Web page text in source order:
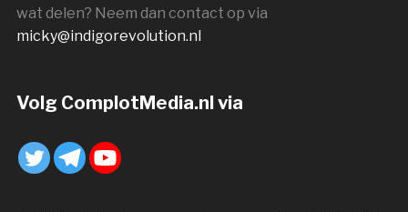
wat delen? Neem dan contact op via
micky@indigorevolution.nl
Volg ComplotMedia.nl via